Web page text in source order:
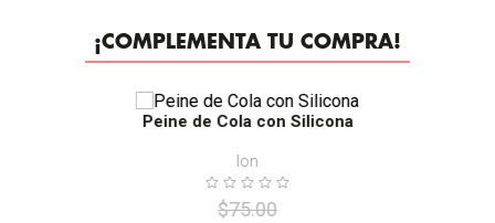
¡COMPLEMENTA TU COMPRA!
-35%
Peine de Cola con Silicona
Ion
$75.00